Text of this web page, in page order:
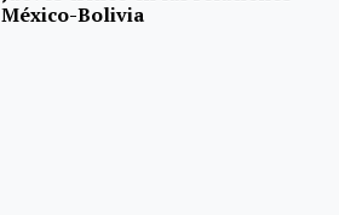
México-Bolivia